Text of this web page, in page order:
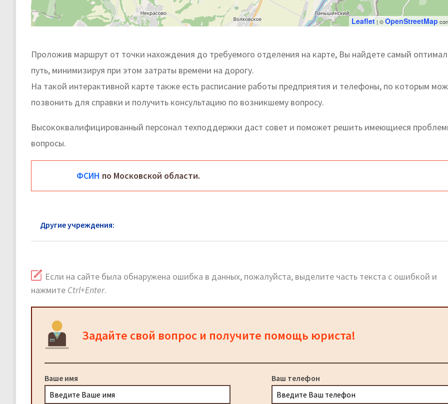
Leaflet | ©OpenStreetMap
Проложив маршрут от точки нахождения до требуемого отделения на карте, Вы найдете самый
путь, минимизируя при этом затраты времени на дорогу.
На такой интерактивной карте также есть расписание работы предприятия и телефоны, по которым
позвонить для справки и получить консультацию по возникшему вопросу.
Высококвалифицированный персонал техподдержки даст совет и поможет решить имеющиеся
вопросы.
ФСИН по Московской области.
Другие учреждения:
Если на сайте была обнаружена ошибка в данных, пожалуйста, выделите часть текста с ошибкой и
нажмите Ctrl+Enter.
Задайте свой вопрос и получите помощь юриста!
Ваше имя Ваш телефон